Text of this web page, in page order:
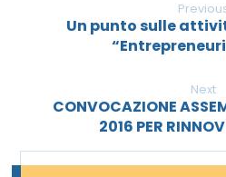
Un punto sulle
Next
CONVOCAZIONE
2016 PER